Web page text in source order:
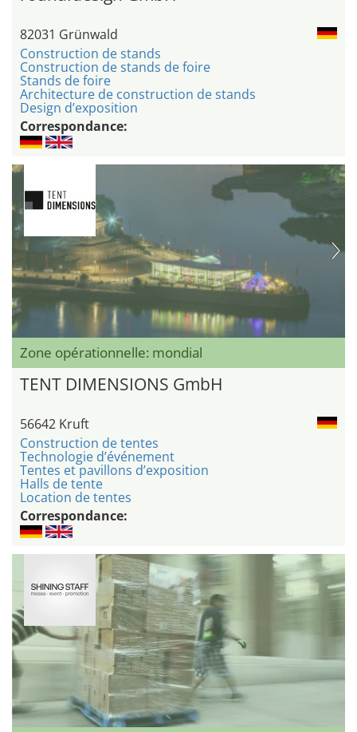
82031 Grünwald
Construction de stands
Construction de stands de foire
Stands de foire
Architecture de construction de stands
Design d’exposition
Correspondance:
Zone opérationnelle: mondial
TENT DIMENSIONS GmbH
56642 Kruft
Construction de tentes
Technologie d’événement
Tentes et pavillons d’exposition
Halls de tente
Location de tentes
Correspondance: